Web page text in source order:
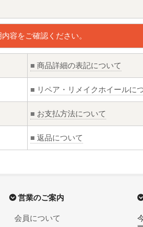
容をご確認ください。
■ 商品詳細の表記について
■ リペア・リメイクホイールに
■ お支払方法について
■ 返品について
営業のご案内
会員について